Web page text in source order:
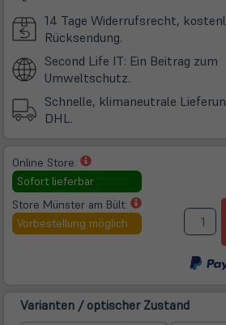
14 Tage Widerrufsrecht,
Rücksendung.
Second Life IT: Ein Beitrag zum
Umweltschutz.
Schnelle, klimaneutrale
DHL.
Online Store:
(öffnet
in
neuem
Tab)
Sofort lieferbar
Store Münster am Bült:
(öffnet
in
neuem
Vorbestellung möglich
Varianten / optischer Zustand